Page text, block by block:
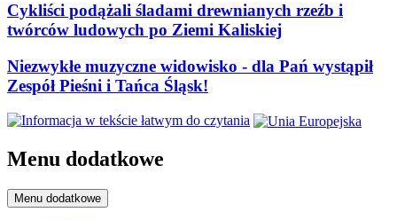
Cykliści podążali śladami drewnianych rzeźb i
twórców ludowych po Ziemi Kaliskiej
Niezwykłe muzyczne widowisko - dla Pań wystąpił
Zespół Pieśni i Tańca Śląsk!
Menu dodatkowe
Menu dodatkowe